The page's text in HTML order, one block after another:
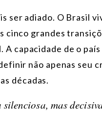
ser adiado. O Brasil
grandes
capacidade de o
não apenas seu
décadas.
mas